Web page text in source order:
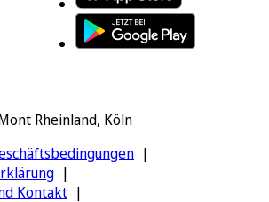
Rheinland, Köln
Kontakt